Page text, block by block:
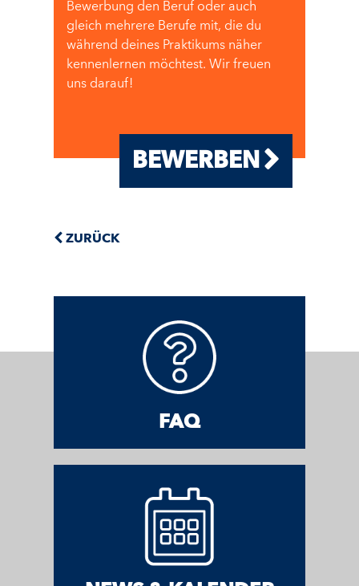
Bewerbung den Beruf oder auch
gleich mehrere Berufe mit, die du
während deines Praktikums näher
kennenlernen möchtest. Wir freuen
uns darauf!
BEWERBEN
ZURÜCK
FAQ